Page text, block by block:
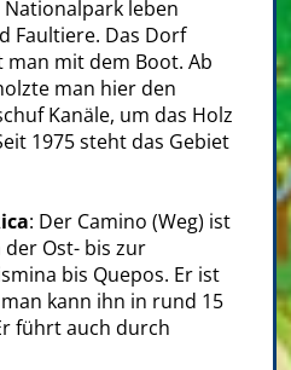
leben
Faultiere. Das Dorf
mit dem Boot. Ab
man hier den
Kanäle, um das Holz
1975 steht das Gebiet
: Der Camino (Weg) ist
Ost- bis zur
bis Quepos. Er ist
kann ihn in rund 15
führt auch durch